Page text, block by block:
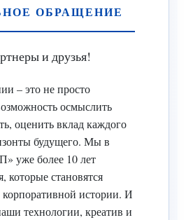
ОБРАЩЕНИЕ
и друзья!
– это не просто
осмыслить
оценить вклад каждого
будущего. Мы в
более 10 лет
которые становятся
истории. И
технологии, креатив и